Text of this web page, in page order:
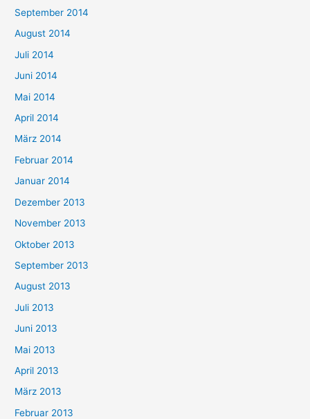
September 2014
August 2014
Juli 2014
Juni 2014
Mai 2014
April 2014
März 2014
Februar 2014
Januar 2014
Dezember 2013
November 2013
Oktober 2013
September 2013
August 2013
Juli 2013
Juni 2013
Mai 2013
April 2013
März 2013
Februar 2013